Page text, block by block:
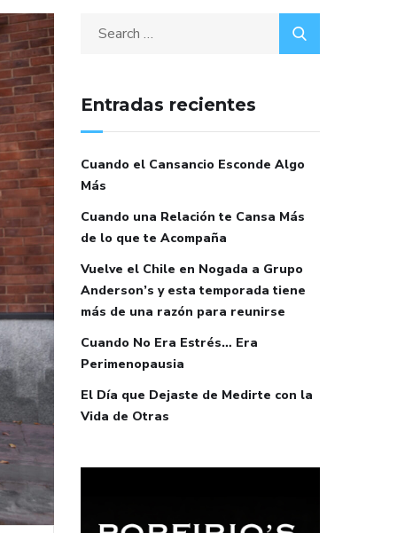
Entradas recientes
Cuando el Cansancio Esconde Algo
Más
Cuando una Relación te Cansa Más
de lo que te Acompaña
Vuelve el Chile en Nogada a Grupo
Anderson’s y esta temporada tiene
más de una razón para reunirse
Cuando No Era Estrés… Era
Perimenopausia
El Día que Dejaste de Medirte con la
Vida de Otras